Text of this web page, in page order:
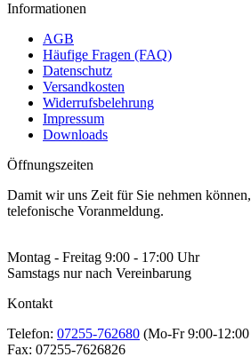
Informationen
AGB
Häufige Fragen (FAQ)
Datenschutz
Versandkosten
Widerrufsbelehrung
Impressum
Downloads
Öffnungszeiten
Damit wir uns Zeit für Sie nehmen
telefonische Voranmeldung.
Montag - Freitag 9:00 - 17:00 Uhr
Samstags nur nach Vereinbarung
Kontakt
Telefon: 07255-762680 (Mo-Fr 9:00-
Fax: 07255-7626826